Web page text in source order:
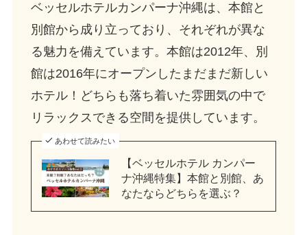
ベッセルホテルカンパーナ沖縄は、本館と
別館から成り立っており、それぞれが異な
る魅力を備えています。本館は2012年、別
館は2016年にオープンしたまだまだ新しい
ホテル！どちらも落ち着いた雰囲気の中で
リラックスできる空間を提供しています。
あわせて読みたい
【ベッセルホテル カンパー
ナ沖縄特集】本館と別館、あ
なたならどちらを選ぶ？